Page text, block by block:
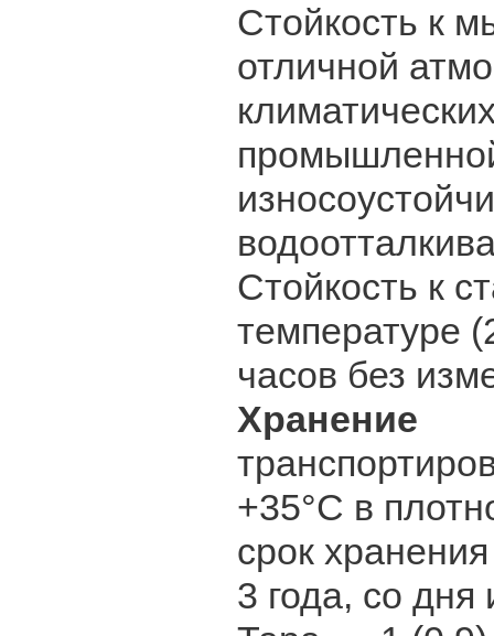
Стойкость к
отличной
Стойкость к
часов без
Хранение
+35°С в
срок
3 года, со дня